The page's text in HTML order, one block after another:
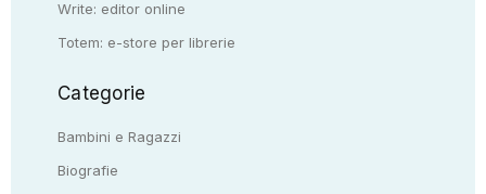
Write: editor online
Totem: e-store per librerie
Categorie
Bambini e Ragazzi
Biografie